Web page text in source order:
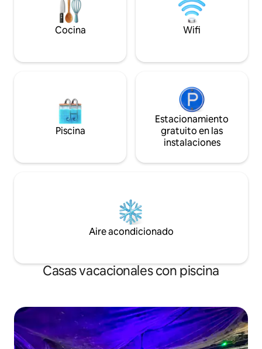
disponibles y son de fácil acceso.
Cocina Wifi
Piscina
Estacionamiento
gratuito en las
instalaciones
Aire acondicionado
Casas vacacionales con piscina